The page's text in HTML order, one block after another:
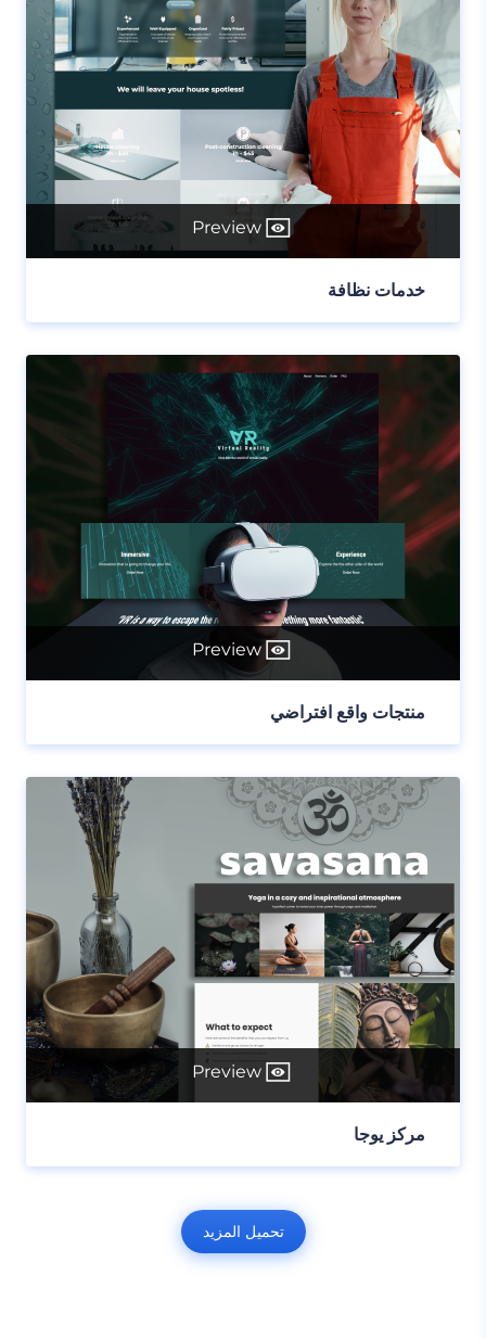
Preview
خدمات نظافة
Preview
منتجات واقع افتراضي
Preview
مركز يوجا
تحميل المزيد